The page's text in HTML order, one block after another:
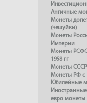
Античные
Монеты
(чешуйки)
Монеты
Империи
Монеты
1958 гг
Монеты СССР
Монеты РФ с
Юбилейные
евро монеты